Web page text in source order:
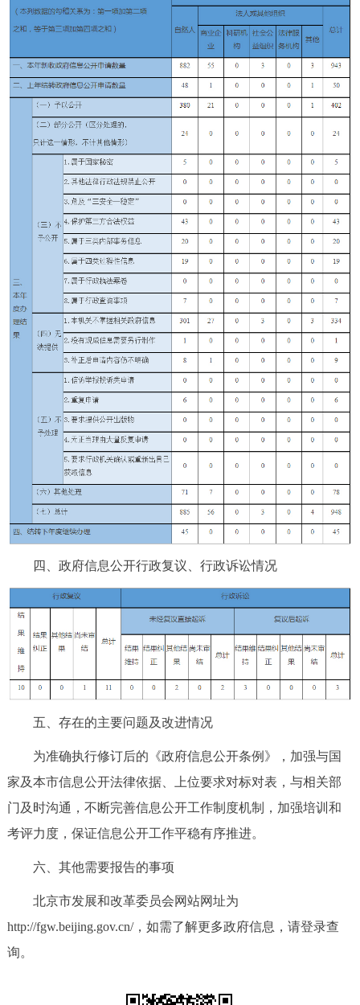
四、政府信息公开行政复议、行政诉讼情况
五、存在的主要问题及改进情况
为准确执行修订后的《政府信息公开条例》，加强与国
家及本市信息公开法律依据、上位要求对标对表，与相关部
门及时沟通，不断完善信息公开工作制度机制，加强培训和
考评力度，保证信息公开工作平稳有序推进。
六、其他需要报告的事项
北京市发展和改革委员会网站网址为
http://fgw.beijing.gov.cn/，如需了解更多政府信息，请登录查
询。